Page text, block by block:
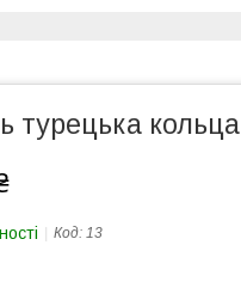
турецька кольца
Код: 13